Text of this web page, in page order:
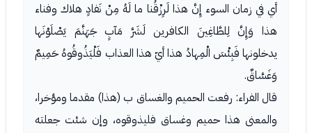
أي في زمان السوء إِنَّ هذا لَرِزْقُنا ما لَهُ مِنْ نَفادٍ هلاك وفناء
هذا وَإِنَّ لِلطَّاغِينَ الكافرين لَشَرَّ مَآبٍ جَهَنَّمَ يَصْلَوْنَها
يدخلونها فَبِئْسَ الْمِهادُ هذا أيّ هذا العذاب فَلْيَذُوقُوهُ حَمِيمٌ
وَغَسَّاقٌ.
قال الفراء: رفعت الحميم والغساق ب (هذا) مقدما ومؤخرا،
والمعنى هذا حميم وغساق فليذوقوه، وإن شئت جعلته